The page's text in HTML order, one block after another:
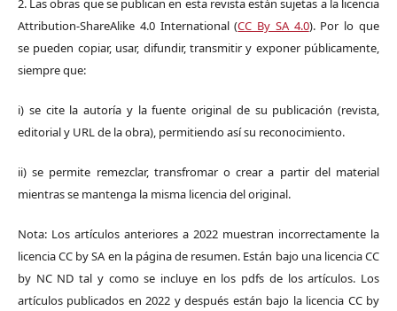
2. Las obras que se publican en esta revista están sujetas a la licencia
Attribution-ShareAlike 4.0 International (CC By SA 4.0). Por lo que
se pueden copiar, usar, difundir, transmitir y exponer públicamente,
siempre que:
i) se cite la autoría y la fuente original de su publicación (revista,
editorial y URL de la obra), permitiendo así su reconocimiento.
ii) se permite remezclar, transfromar o crear a partir del material
mientras se mantenga la misma licencia del original.
Nota: Los artículos anteriores a 2022 muestran incorrectamente la
licencia CC by SA en la página de resumen. Están bajo una licencia CC
by NC ND tal y como se incluye en los pdfs de los artículos. Los
artículos publicados en 2022 y después están bajo la licencia CC by